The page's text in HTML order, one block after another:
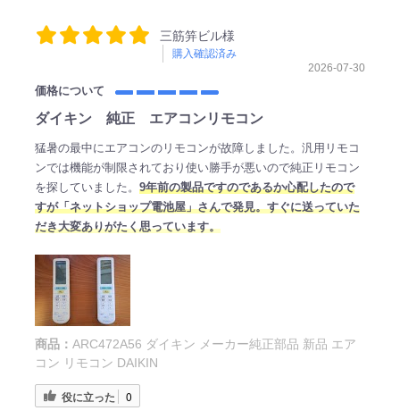
三筋笄ビル様
購入確認済み
2026-07-30
価格について
ダイキン 純正 エアコンリモコン
猛暑の最中にエアコンのリモコンが故障しました。汎用リモコ
ンでは機能が制限されており使い勝手が悪いので純正リモコン
を探していました。 9年前の製品ですのであるか心配したので
すが「ネットショップ電池屋」さんで発見。すぐに送っていた
だき大変ありがたく思っています。
商品： ARC472A56 ダイキン メーカー純正部品 新品 エア
コン リモコン DAIKIN
役に立った 0